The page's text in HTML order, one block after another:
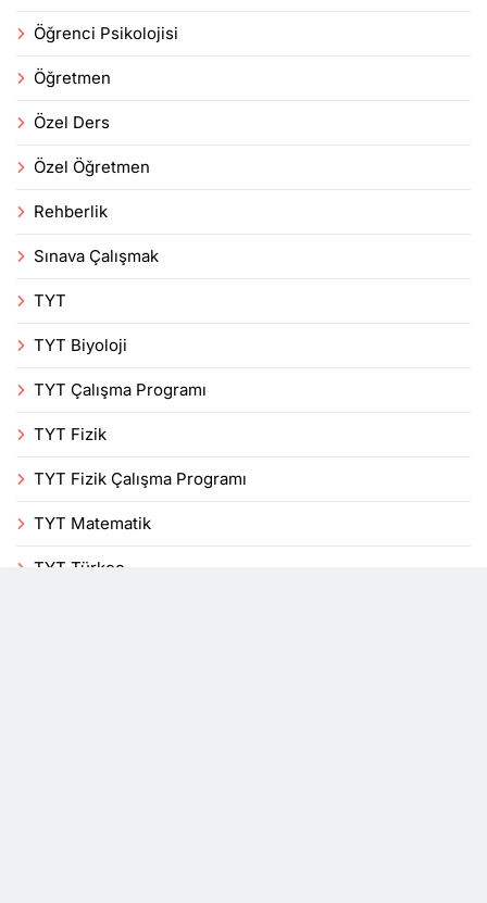
Öğrenci Psikolojisi
Öğretmen
Özel Ders
Özel Öğretmen
Rehberlik
Sınava Çalışmak
TYT
TYT Biyoloji
TYT Çalışma Programı
TYT Fizik
TYT Fizik Çalışma Programı
TYT Matematik
TYT Türkçe